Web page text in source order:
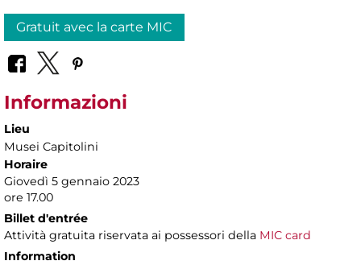
Gratuit avec la carte MIC
Informazioni
Lieu
Musei Capitolini
Horaire
Giovedì 5 gennaio 2023
ore 17.00
Billet d'entrée
Attività gratuita riservata ai possessori della MIC card
Information